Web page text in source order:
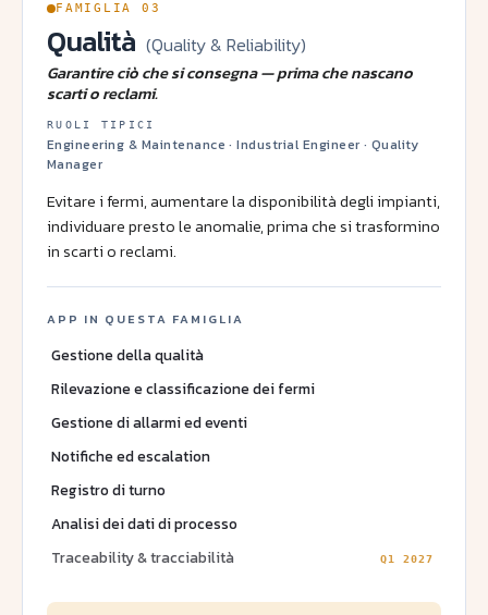
FAMIGLIA 03
Qualità (Quality & Reliability)
Garantire ciò che si consegna — prima che nascano
scarti o reclami.
RUOLI TIPICI
Engineering & Maintenance · Industrial Engineer · Quality
Manager
Evitare i fermi, aumentare la disponibilità degli impianti,
individuare presto le anomalie, prima che si trasformino
in scarti o reclami.
APP IN QUESTA FAMIGLIA
Gestione della qualità
Rilevazione e classificazione dei fermi
Gestione di allarmi ed eventi
Notifiche ed escalation
Registro di turno
Analisi dei dati di processo
Traceability & tracciabilità
Q1 2027